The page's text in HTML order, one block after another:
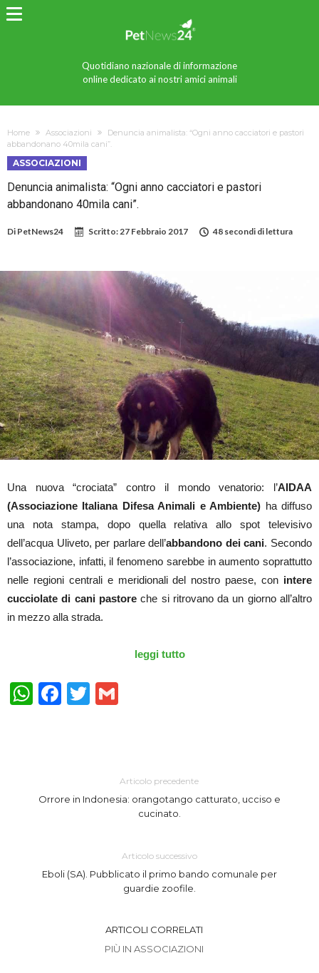
Quotidiano nazionale di informazione
online dedicato ai nostri amici animali
Home Associazioni
Denuncia animalista: “Ogni anno cacciatori e pastori
abbandonano 40mila cani”.
ASSOCIAZIONI
Denuncia animalista: “Ogni anno cacciatori e pastori
abbandonano 40mila cani”.
Di PetNews24 Scritto:27 Febbraio 2017 48 secondi di lettura
Una nuova “crociata” contro il mondo venatorio: l’AIDAA
(Associazione Italiana Difesa Animali e Ambiente) ha diffuso
una nota stampa, dopo quella relativa allo spot televisivo
dell’acqua Uliveto, per parlare dell’abbandono dei cani. Secondo
l’associazione, infatti, il fenomeno sarebbe in aumento soprattutto
nelle regioni centrali e meridionali del nostro paese, con intere
cucciolate di cani pastoreche si ritrovano da un giorno all’altro
in mezzo alla strada.
leggi tutto
WhatsApp
Facebook
Twitter
Articolo precedente
Orrore in Indonesia: orangotango catturato, ucciso e
cucinato.
Articolo successivo
Eboli (SA). Pubblicato il primo bando comunale per
guardie zoofile.
ARTICOLI CORRELATI
PIÙ IN ASSOCIAZIONI